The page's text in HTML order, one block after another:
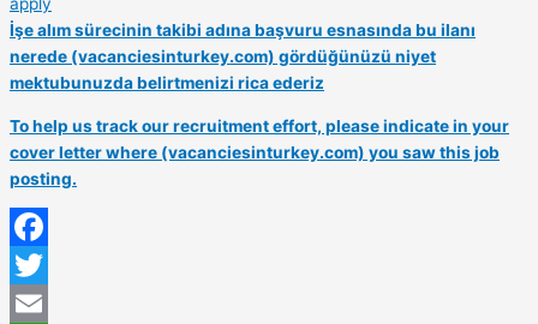
İşe alım sürecinin takibi adına başvuru esnasında bu ilanı
nerede (vacanciesinturkey.com) gördüğünüzü niyet
mektubunuzda belirtmenizi rica ederiz
To help us track our recruitment effort, please indicate in your
cover letter where (vacanciesinturkey.com) you saw this job
posting.
Facebook
Twitter